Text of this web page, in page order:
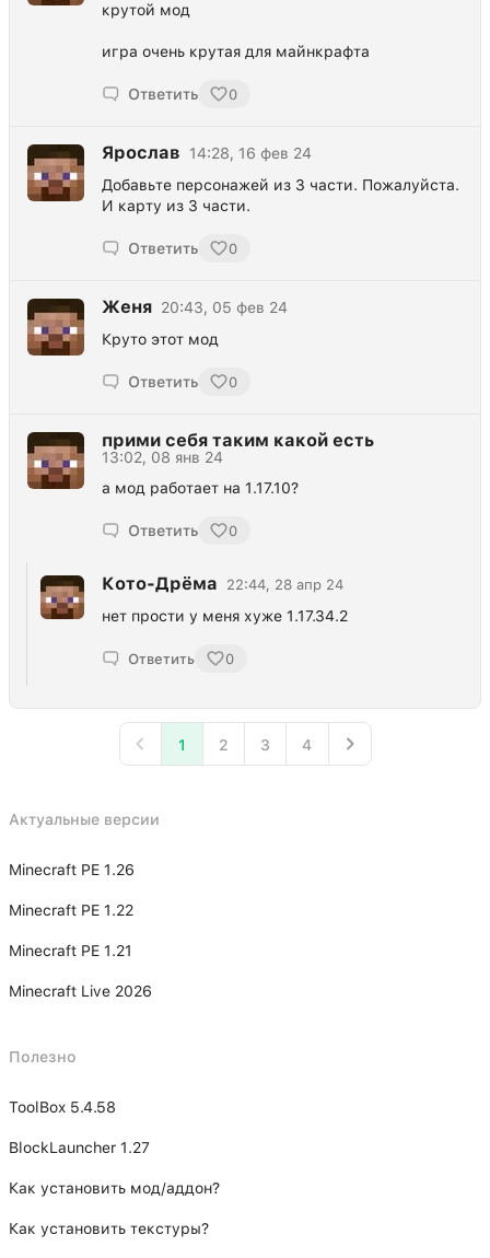
крутой мод
игра очень крутая для майнкрафта
Ответить 0
Ярослав
14:28, 16 фев 24
Добавьте персонажей из 3 части. Пожалуйста.
И карту из 3 части.
Ответить 0
Женя 20:43, 05 фев 24
Круто этот мод
Ответить 0
прими себя таким какой есть
13:02, 08 янв 24
а мод работает на 1.17.10?
Ответить 0
Кото-Дрёма 22:44, 28 апр 24
нет прости у меня хуже 1.17.34.2
Ответить 0
1 2 3 4
Актуальные версии
Minecraft PE 1.26
Minecraft PE 1.22
Minecraft PE 1.21
Minecraft Live 2026
Полезно
ToolBox 5.4.58
BlockLauncher 1.27
Как установить мод/аддон?
Как установить текстуры?